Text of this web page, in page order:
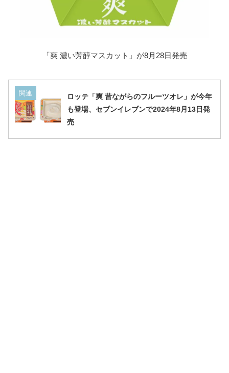
「爽 濃い芳醇マスカット」が8月28日発売
関連
ロッテ「爽 昔ながらのフルーツオレ」が今年
も登場、セブンイレブンで2024年8月13日発
売